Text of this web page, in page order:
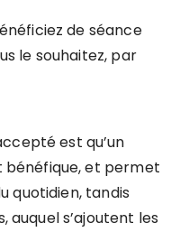
de séance
le souhaitez, par
est qu’un
bénéfique, et permet
quotidien, tandis
auquel s’ajoutent les